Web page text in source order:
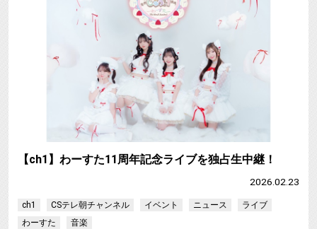
【ch1】わーすた11周年記念ライブを独占生中継！
2026.02.23
ch1 CSテレ朝チャンネル イベント ニュース
ライブ
わーすた
音楽